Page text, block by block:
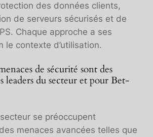
des données clients,
de serveurs sécurisés et de
Chaque approche a ses
le contexte d’utilisation.
de sécurité sont des
leaders du secteur et pour Bet-
se préoccupent
menaces avancées telles que